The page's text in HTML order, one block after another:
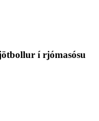
í rjómasósu